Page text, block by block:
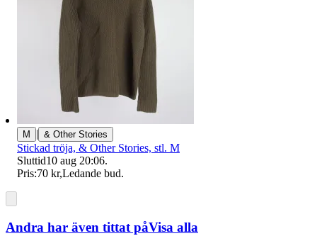
M | & Other Stories
Stickad tröja, & Other Stories, stl. M
Sluttid10 aug 20:06.
Pris:70 kr,Ledande bud.
Andra har även tittat påVisa alla